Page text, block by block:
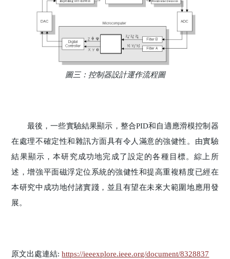
圖三：控制器設計運作流程圖
最後，一些實驗結果顯示，整合PID和自適應滑模控制器
在處理不確定性和雜訊方面具有令人滿意的強健性。由實驗
結果顯示，本研究成功地完成了設定的各種目標。綜上所
述，增強平面磁浮定位系統的強健性和提高重複精度已經在
本研究中成功地付諸實踐，並且有望在未來大範圍地應用發
展。
原文出處連結:https://ieeexplore.ieee.org/document/8328837